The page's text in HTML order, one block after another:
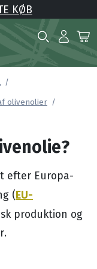
KØB
olivenolier
efter Europa-
(EU-
produktion og